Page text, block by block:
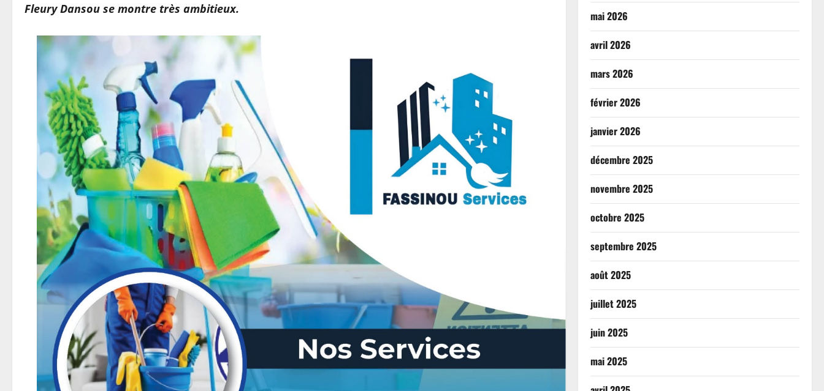
Fleury Dansou se montre très ambitieux.
mai 2026
avril 2026
mars 2026
février 2026
janvier 2026
décembre 2025
novembre 2025
octobre 2025
septembre 2025
août 2025
juillet 2025
juin 2025
mai 2025